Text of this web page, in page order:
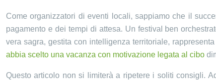
Come organizzatori di eventi locali, sappiamo che il
pagamento e dei tempi di attesa. Un festival ben
vera sagra, gestita con intelligenza territoriale,
abbia scelto una vacanza con motivazione legata al cibo
Questo articolo non si limiterà a ripetere i soliti consigli.